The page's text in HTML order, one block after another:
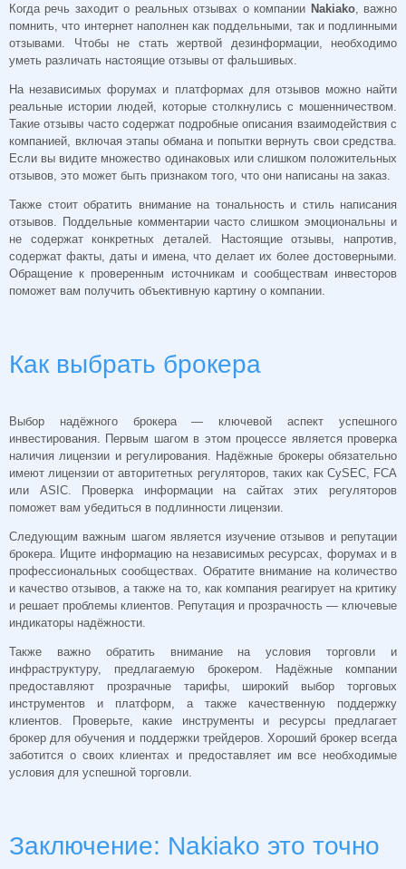
Когда речь заходит о реальных отзывах о компании Nakiako, важно
помнить, что интернет наполнен как поддельными, так и подлинными
отзывами. Чтобы не стать жертвой дезинформации, необходимо
уметь различать настоящие отзывы от фальшивых.
На независимых форумах и платформах для отзывов можно найти
реальные истории людей, которые столкнулись с мошенничеством.
Такие отзывы часто содержат подробные описания взаимодействия с
компанией, включая этапы обмана и попытки вернуть свои средства.
Если вы видите множество одинаковых или слишком положительных
отзывов, это может быть признаком того, что они написаны на заказ.
Также стоит обратить внимание на тональность и стиль написания
отзывов. Поддельные комментарии часто слишком эмоциональны и
не содержат конкретных деталей. Настоящие отзывы, напротив,
содержат факты, даты и имена, что делает их более достоверными.
Обращение к проверенным источникам и сообществам инвесторов
поможет вам получить объективную картину о компании.
Как выбрать брокера
Выбор надёжного брокера — ключевой аспект успешного
инвестирования. Первым шагом в этом процессе является проверка
наличия лицензии и регулирования. Надёжные брокеры обязательно
имеют лицензии от авторитетных регуляторов, таких как CySEC, FCA
или ASIC. Проверка информации на сайтах этих регуляторов
поможет вам убедиться в подлинности лицензии.
Следующим важным шагом является изучение отзывов и репутации
брокера. Ищите информацию на независимых ресурсах, форумах и в
профессиональных сообществах. Обратите внимание на количество
и качество отзывов, а также на то, как компания реагирует на критику
и решает проблемы клиентов. Репутация и прозрачность — ключевые
индикаторы надёжности.
Также важно обратить внимание на условия торговли и
инфраструктуру, предлагаемую брокером. Надёжные компании
предоставляют прозрачные тарифы, широкий выбор торговых
инструментов и платформ, а также качественную поддержку
клиентов. Проверьте, какие инструменты и ресурсы предлагает
брокер для обучения и поддержки трейдеров. Хороший брокер всегда
заботится о своих клиентах и предоставляет им все необходимые
условия для успешной торговли.
Заключение: Nakiako это точно